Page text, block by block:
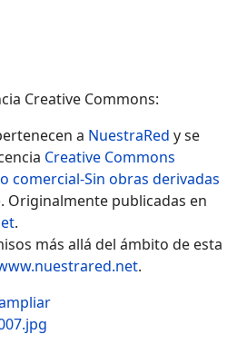
Creative Commons:
a NuestraRed y se
Creative Commons
comercial-Sin obras derivadas
. Originalmente publicadas en
.
más allá del ámbito de esta
.